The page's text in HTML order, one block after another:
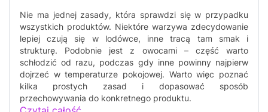
Nie ma jednej zasady, która sprawdzi się w przypadku
wszystkich produktów. Niektóre warzywa zdecydowanie
lepiej czują się w lodówce, inne tracą tam smak i
strukturę. Podobnie jest z owocami – część warto
schłodzić od razu, podczas gdy inne powinny najpierw
dojrzeć w temperaturze pokojowej. Warto więc poznać
kilka prostych zasad i dopasować sposób
przechowywania do konkretnego produktu.